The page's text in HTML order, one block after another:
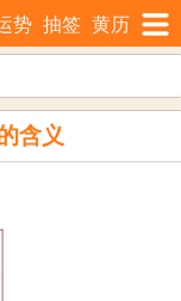
势 抽签 黄历
含义